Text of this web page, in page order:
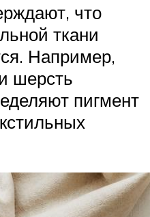
что
ткани
Например,
шерсть
пигмент